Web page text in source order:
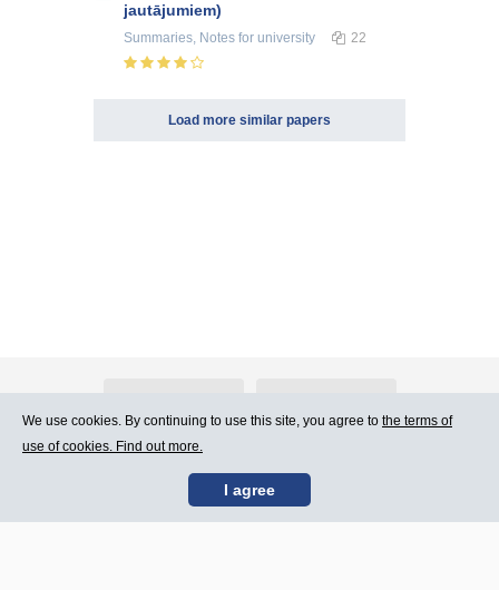
jautājumiem)
Summaries, Notes for university 22
Load more similar papers
Contact Us Terms of Use
We use cookies. By continuing to use this site, you agree to the terms of
use of cookies. Find out more.
I agree